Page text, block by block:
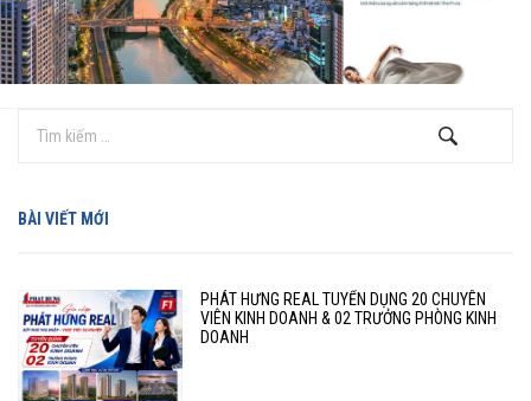
BÀI VIẾT MỚI
PHÁT HƯNG REAL TUYỂN DỤNG 20 CHUYÊN
VIÊN KINH DOANH & 02 TRƯỞNG PHÒNG KINH
DOANH